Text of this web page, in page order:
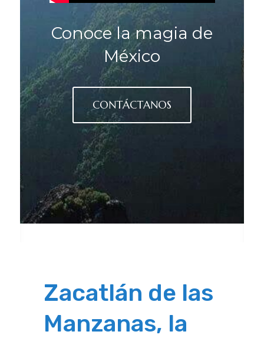
Conoce la magia de
México
CONTÁCTANOS
Zacatlán de las
Manzanas, la